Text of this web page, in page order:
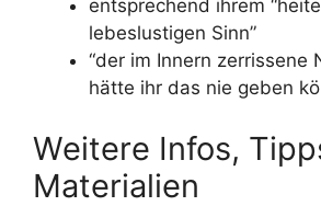
entsprechend ihrem
lebeslustigen Sinn”
“der im Innern zerrissene
hätte ihr das nie geben
Weitere Infos,
Materialien